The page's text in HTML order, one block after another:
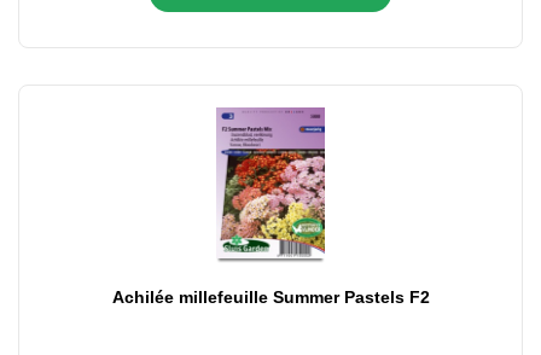
Achilée millefeuille Summer Pastels F2